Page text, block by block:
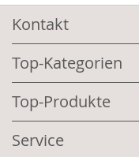
Kontakt
Top-Kategorien
Top-Produkte
Service